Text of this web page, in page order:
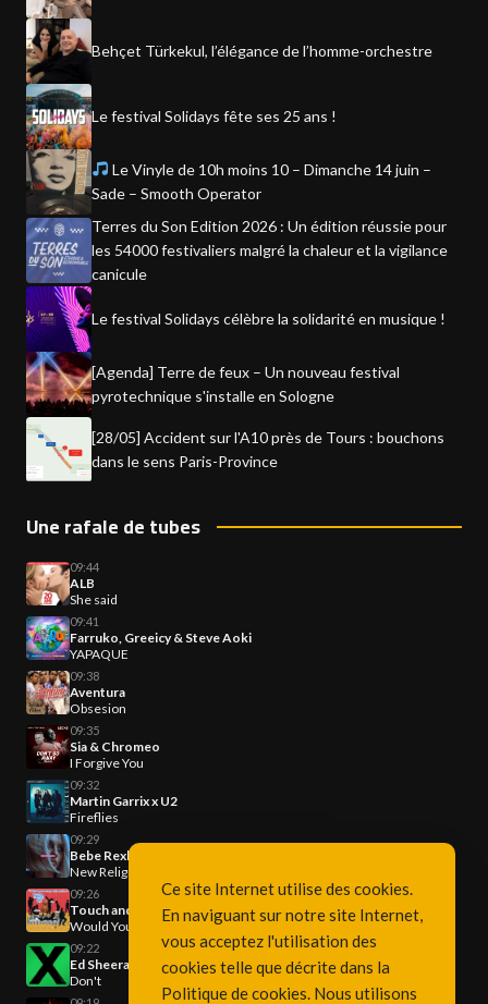
Behçet Türkekul, l’élégance de l’homme-orchestre
Le festival Solidays fête ses 25 ans !
Le Vinyle de 10h moins 10 – Dimanche 14 juin –
Sade – Smooth Operator
Terres du Son Edition 2026 : Un édition réussie pour
les 54000 festivaliers malgré la chaleur et la vigilance
canicule
Le festival Solidays célèbre la solidarité en musique !
[Agenda] Terre de feux – Un nouveau festival
pyrotechnique s'installe en Sologne
[28/05] Accident sur l'A10 près de Tours : bouchons
dans le sens Paris-Province
Une rafale de tubes
09:44
ALB
She said
09:41
Farruko, Greeicy & Steve Aoki
YAPAQUE
09:38
Aventura
Obsesion
09:35
Sia & Chromeo
I Forgive You
09:32
Martin Garrix x U2
Fireflies
09:29
Bebe Rexha
New Religion
09:26
Touch and Go
Would You
09:22
Ed Sheeran
Don't
Ce site Internet utilise des cookies.
En naviguant sur notre site Internet,
vous acceptez l'utilisation des
cookies telle que décrite dans la
Politique de cookies. Nous utilisons